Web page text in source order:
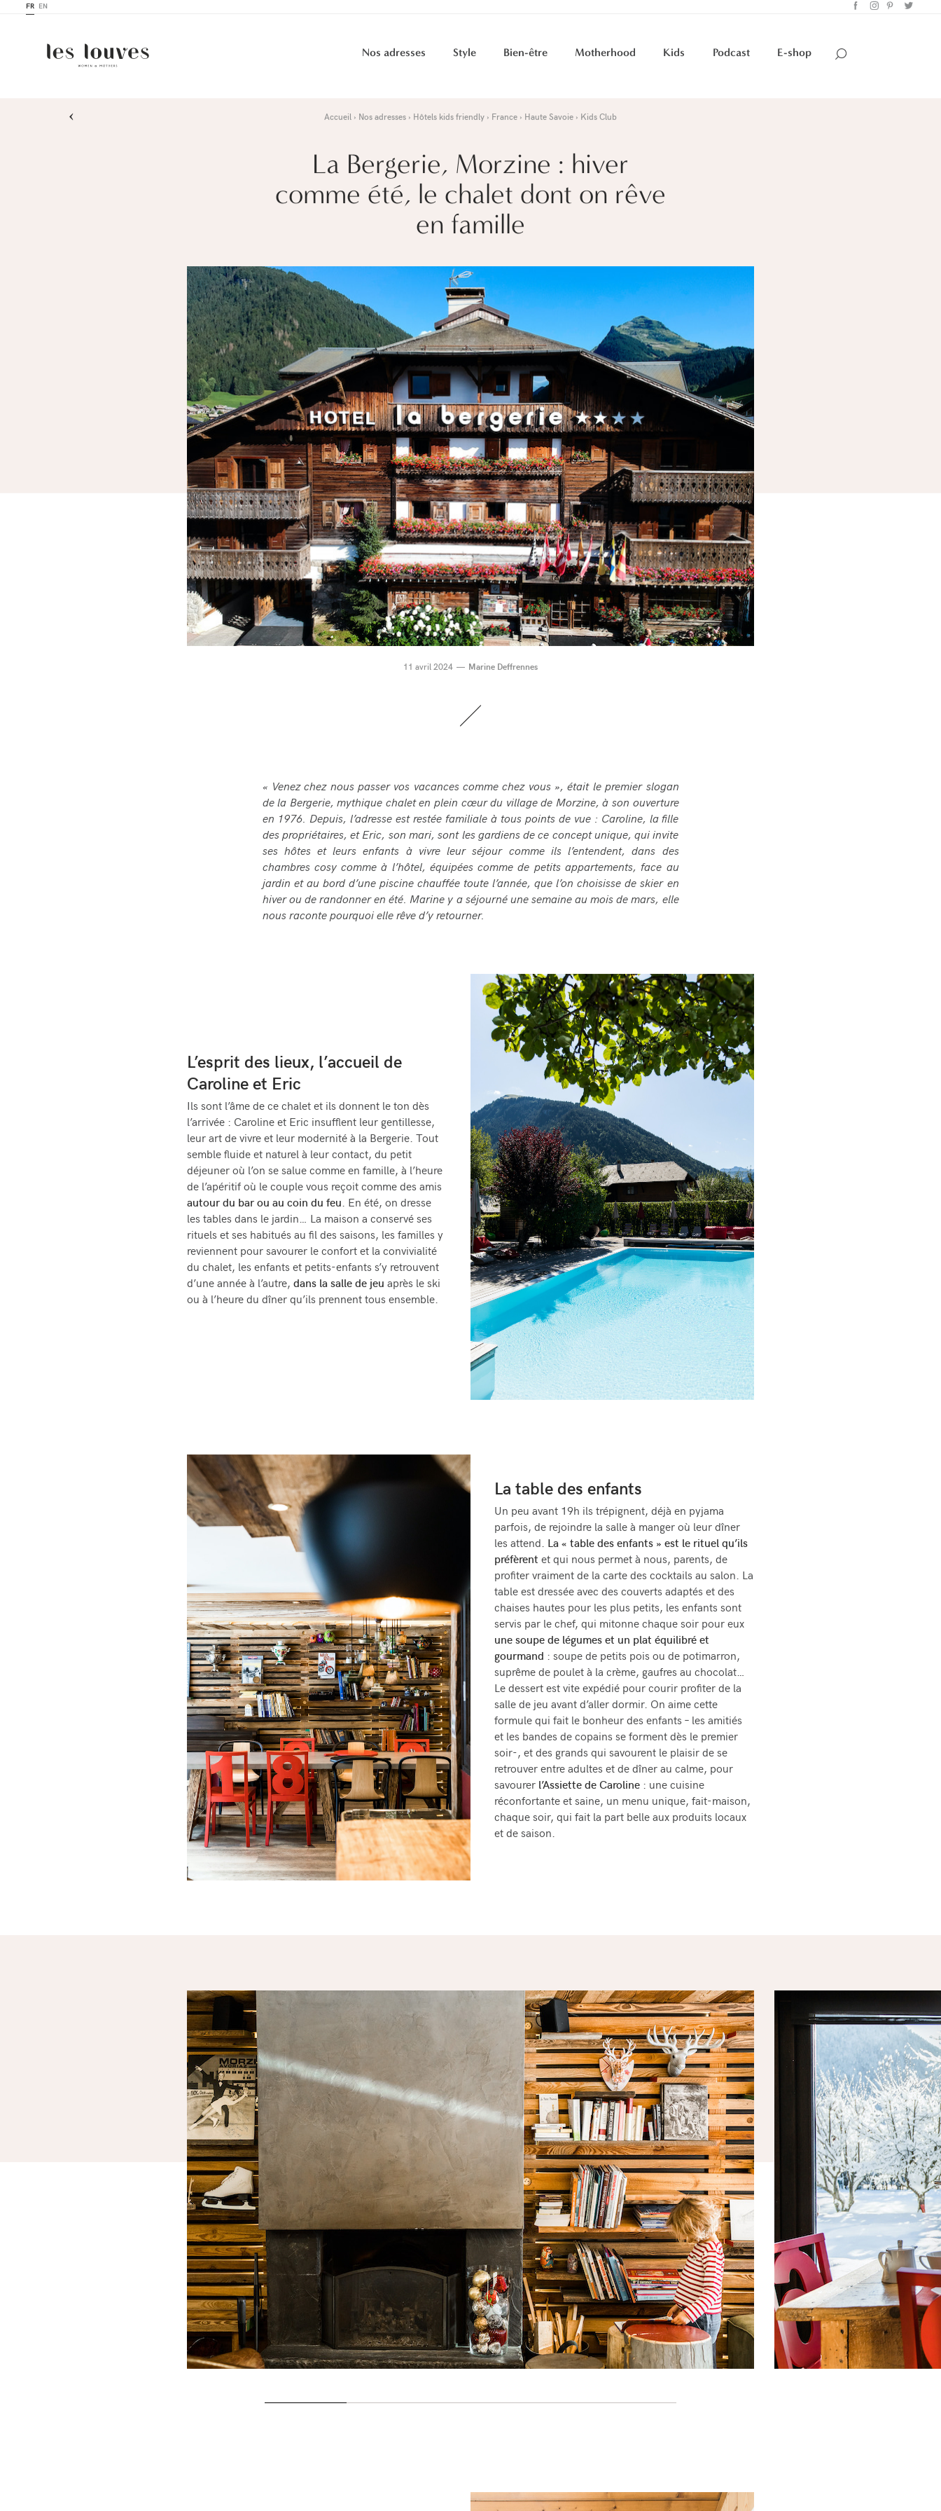
FR EN
Nos adresses Style Bien-être Motherhood Kids Podcast E-shop
› Accueil Nos adresses Hôtels kids friendly France Haute Savoie Kids Club
La Bergerie, Morzine : hiver
comme été, le chalet dont on rêve
en famille
11 avril 2024 Marine Deffrennes
« Venez chez nous passer vos vacances comme chez vous », était le premier slogan
de la Bergerie, mythique chalet en plein cœur du village de Morzine, à son ouverture
en 1976. Depuis, l’adresse est restée familiale à tous points de vue : Caroline, la fille
des propriétaires, et Eric, son mari, sont les gardiens de ce concept unique, qui invite
ses hôtes et leurs enfants à vivre leur séjour comme ils l’entendent, dans des
chambres cosy comme à l’hôtel, équipées comme de petits appartements, face au
jardin et au bord d’une piscine chauffée toute l’année, que l’on choisisse de skier en
hiver ou de randonner en été. Marine y a séjourné une semaine au mois de mars, elle
nous raconte pourquoi elle rêve d’y retourner.
L’esprit des lieux, l’accueil de
Caroline et Eric
Ils sont l’âme de ce chalet et ils donnent le ton dès
l’arrivée : Caroline et Eric insufflent leur gentillesse,
leur art de vivre et leur modernité à la Bergerie. Tout
semble fluide et naturel à leur contact, du petit
déjeuner où l’on se salue comme en famille, à l’heure
de l’apéritif où le couple vous reçoit comme des amis
autour du bar ou au coin du feu. En été, on dresse
les tables dans le jardin… La maison a conservé ses
rituels et ses habitués au fil des saisons, les familles y
reviennent pour savourer le confort et la convivialité
du chalet, les enfants et petits-enfants s’y retrouvent
d’une année à l’autre, dans la salle de jeu après le ski
ou à l’heure du dîner qu’ils prennent tous ensemble.
La table des enfants
Un peu avant 19h ils trépignent, déjà en pyjama
parfois, de rejoindre la salle à manger où leur dîner
les attend. La « table des enfants » est le rituel qu’ils
préfèrent et qui nous permet à nous, parents, de
profiter vraiment de la carte des cocktails au salon. La
table est dressée avec des couverts adaptés et des
chaises hautes pour les plus petits, les enfants sont
servis par le chef, qui mitonne chaque soir pour eux
une soupe de légumes et un plat équilibré et
gourmand : soupe de petits pois ou de potimarron,
suprême de poulet à la crème, gaufres au chocolat…
Le dessert est vite expédié pour courir profiter de la
salle de jeu avant d’aller dormir. On aime cette
formule qui fait le bonheur des enfants – les amitiés
et les bandes de copains se forment dès le premier
soir-, et des grands qui savourent le plaisir de se
retrouver entre adultes et de dîner au calme, pour
savourer l’Assiette de Caroline : une cuisine
réconfortante et saine, un menu unique, fait-maison,
chaque soir, qui fait la part belle aux produits locaux
et de saison.